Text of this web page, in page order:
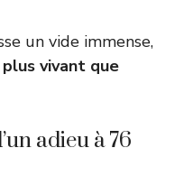
un vide immense,
vivant que
adieu à 76